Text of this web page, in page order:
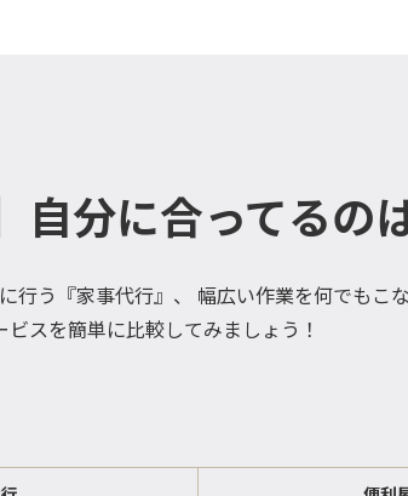
自分に合ってるの
う『家事代行』、 幅広い作業を何でもこな
スを簡単に比較してみましょう！